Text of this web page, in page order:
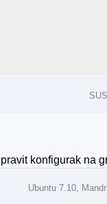
konfigurak na
Ubuntu 7.10,